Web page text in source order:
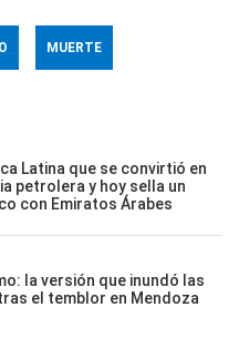
MUERTE
Latina que se convirtió en
petrolera y hoy sella un
con Emiratos Árabes
la versión que inundó las
el temblor en Mendoza